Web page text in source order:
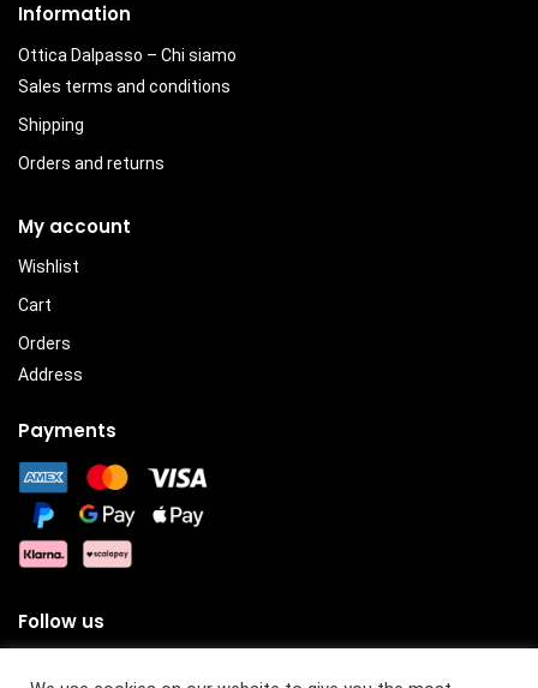
Information
Ottica Dalpasso – Chi siamo
Sales terms and conditions
Shipping
Orders and returns
My account
Wishlist
Cart
Orders
Address
Payments
Follow us